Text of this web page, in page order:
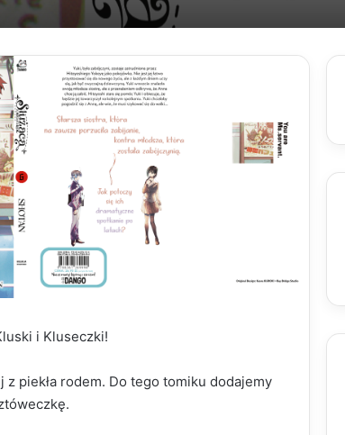
i Kluseczki!
z piekła rodem. Do tego tomiku dodajemy